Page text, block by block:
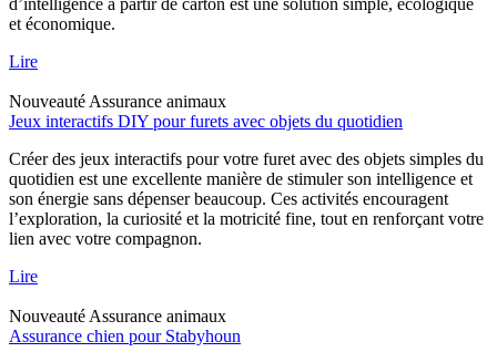
et économique.
Lire
Nouveauté Assurance animaux
Jeux interactifs DIY pour furets avec objets du quotidien
Créer des jeux interactifs pour votre furet avec des objets simples du
quotidien est une excellente manière de stimuler son intelligence et
son énergie sans dépenser beaucoup. Ces activités encouragent
l’exploration, la curiosité et la motricité fine, tout en renforçant votre
lien avec votre compagnon.
Lire
Nouveauté Assurance animaux
Assurance chien pour Stabyhoun